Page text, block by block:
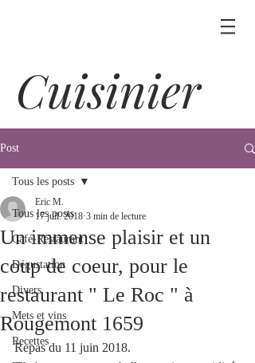
Cuisinier
Post
Tous les posts
Café-Restaurant
Dégustation
Divers
Mets et vins
Recettes
Tous les posts
Un immense plaisir et un
coup de coeur, pour le
restaurant " Le Roc " à
Rougemont 1659
Eric M.
17 juil. 2018 3 min de lecture
Repas du 11 juin 2018.